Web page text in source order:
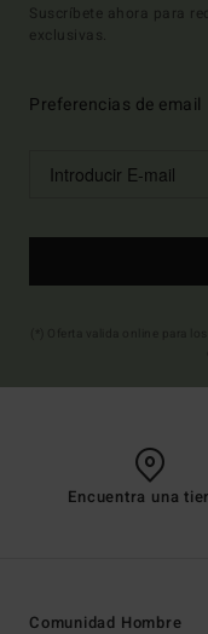
Suscríbete ahora para
exclusivas.
Preferencias de email
Encuentra una
Comunidad Hombre